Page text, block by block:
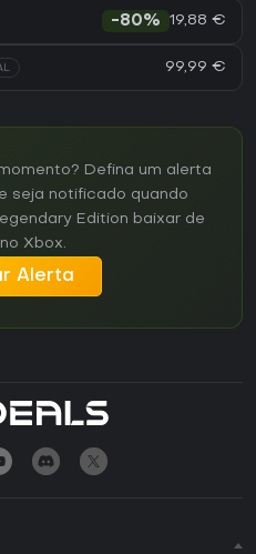
-80% 19,88 €
99,99 €
Defina um alerta
seja notificado quando
Edition baixar de
Xbox.
Alerta